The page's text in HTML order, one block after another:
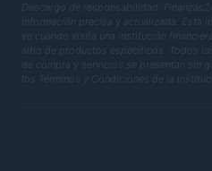
Descargo de responsabilidad:
información precisa y actualizada. Esta
ve cuando visita una institución
sitio de productos específicos. Todos
de compra y servicios se presentan sin
los Términos y Condiciones de la